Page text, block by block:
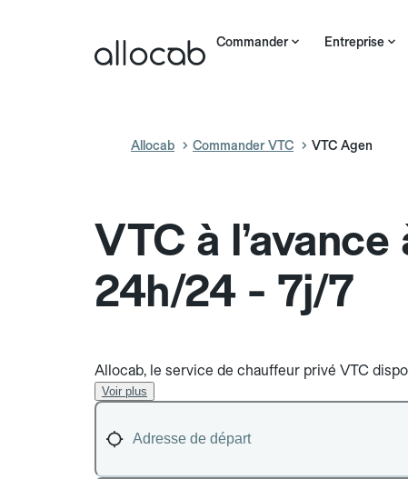
Commander Entreprise
Allocab Commander VTC VTC Agen
VTC à l’avance
24h/24 - 7j/7
Allocab, le service de chauffeur privé VTC
Voir plus